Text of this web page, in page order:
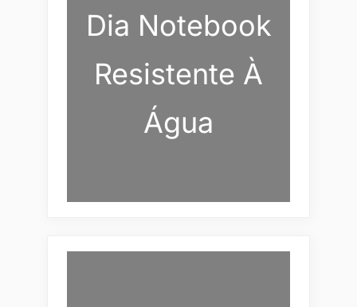
Dia Notebook
Resistente À
Água